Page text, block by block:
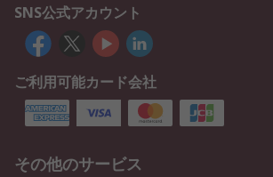
SNS公式アカウント
ご利用可能カード会社
その他のサービス